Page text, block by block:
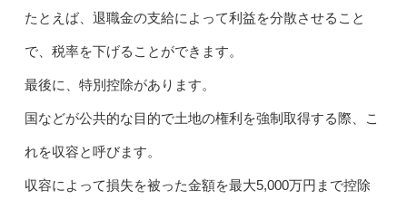
たとえば、退職金の支給によって利益を分散させること
で、税率を下げることができます。
最後に、特別控除があります。
国などが公共的な目的で土地の権利を強制取得する際、こ
れを収容と呼びます。
収容によって損失を被った金額を最大5,000万円まで控除